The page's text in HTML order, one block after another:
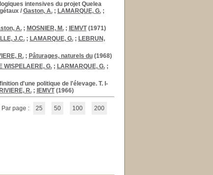
intensives du projet Quelea
/ Gaston, A.; LAMARQUE, G.;
A.; MOSNIER, M.; IEMVT(1971)
J.C.; LAMARQUE, G.; LEBRUN,
R.; Pâturages, naturels du(1968)
WISPELAERE, G.; LARMARQUE, G.;
d'une politique de l'élevage. T. I-
RIVIERE, R.; IEMVT(1966)
Par page : 25 50 100 200